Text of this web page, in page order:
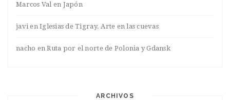
Marcos Valen Japón
javienIglesias de Tigray. Arte en las cuevas
nacho enRuta por el norte de Polonia y Gdansk
ARCHIVOS